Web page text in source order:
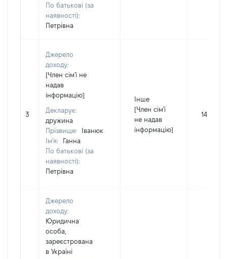
По батькові (за
наявності):
Петрівна
3
Джерело
доходу:
[Член сім'ї не
надав
інформацію]
Декларує:
дружина
Прізвище:
Іванюк
Ім'я:
Ганна
По батькові (за
наявності):
Петрівна
Інше
[Член сім'ї
не надав
інформацію]
1419
Джерело
доходу:
Юридична
особа,
зареєстрована
в Україні